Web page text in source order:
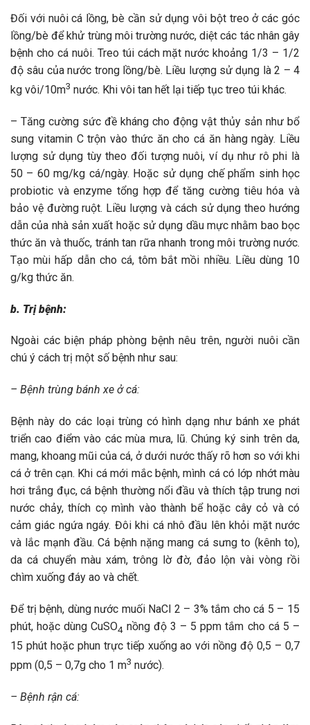
Đối với nuôi cá lồng, bè cần sử dụng vôi bột treo ở các góc
lồng/bè để khử trùng môi trường nước, diệt các tác nhân gây
bệnh cho cá nuôi. Treo túi cách mặt nước khoảng 1/3 – 1/2
độ sâu của nước trong lồng/bè. Liều lượng sử dụng là 2 – 4
kg vôi/10m3 nước. Khi vôi tan hết lại tiếp tục treo túi khác.
– Tăng cường sức đề kháng cho động vật thủy sản như bổ
sung vitamin C trộn vào thức ăn cho cá ăn hàng ngày. Liều
lượng sử dụng tùy theo đối tượng nuôi, ví dụ như rô phi là
50 – 60 mg/kg cá/ngày. Hoặc sử dụng chế phẩm sinh học
probiotic và enzyme tổng hợp để tăng cường tiêu hóa và
bảo vệ đường ruột. Liều lượng và cách sử dụng theo hướng
dẫn của nhà sản xuất hoặc sử dụng dầu mực nhằm bao bọc
thức ăn và thuốc, tránh tan rữa nhanh trong môi trường nước.
Tạo mùi hấp dẫn cho cá, tôm bắt mồi nhiều. Liều dùng 10
g/kg thức ăn.
b. Trị bệnh:
Ngoài các biện pháp phòng bệnh nêu trên, người nuôi cần
chú ý cách trị một số bệnh như sau:
– Bệnh trùng bánh xe ở cá:
Bệnh này do các loại trùng có hình dạng như bánh xe phát
triển cao điểm vào các mùa mưa, lũ. Chúng ký sinh trên da,
mang, khoang mũi của cá, ở dưới nước thấy rõ hơn so với khi
cá ở trên cạn. Khi cá mới mắc bệnh, mình cá có lớp nhớt màu
hơi trắng đục, cá bệnh thường nổi đầu và thích tập trung nơi
nước chảy, thích cọ mình vào thành bể hoặc cây cỏ và có
cảm giác ngứa ngáy. Đôi khi cá nhô đầu lên khỏi mặt nước
và lắc mạnh đầu. Cá bệnh nặng mang cá sưng to (kênh to),
da cá chuyển màu xám, trông lờ đờ, đảo lộn vài vòng rồi
chìm xuống đáy ao và chết.
Để trị bệnh, dùng nước muối NaCl 2 – 3% tắm cho cá 5 – 15
phút, hoặc dùng CuSO4 nồng độ 3 – 5 ppm tắm cho cá 5 –
15 phút hoặc phun trực tiếp xuống ao với nồng độ 0,5 – 0,7
ppm (0,5 – 0,7g cho 1 m3 nước).
– Bệnh rận cá: